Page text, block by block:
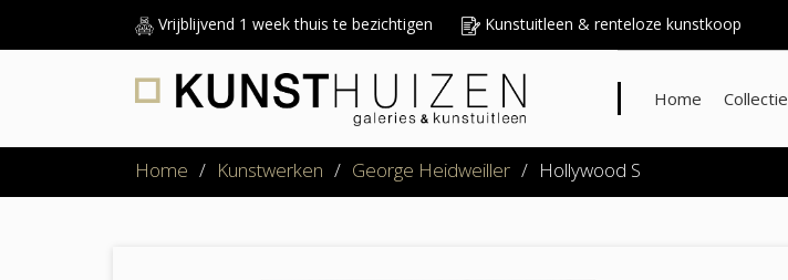
Vrijblijvend 1 week thuis te bezichtigen Kunstuitleen & renteloze kunstkoop
Home Collectie
Home / Kunstwerken / George Heidweiller / Hollywood S